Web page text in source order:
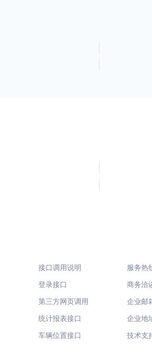
接口调用说明
登录接口
第三方网页调用
统计报表接口
车辆位置接口
服务热
商务洽
企业邮
企业地
技术支